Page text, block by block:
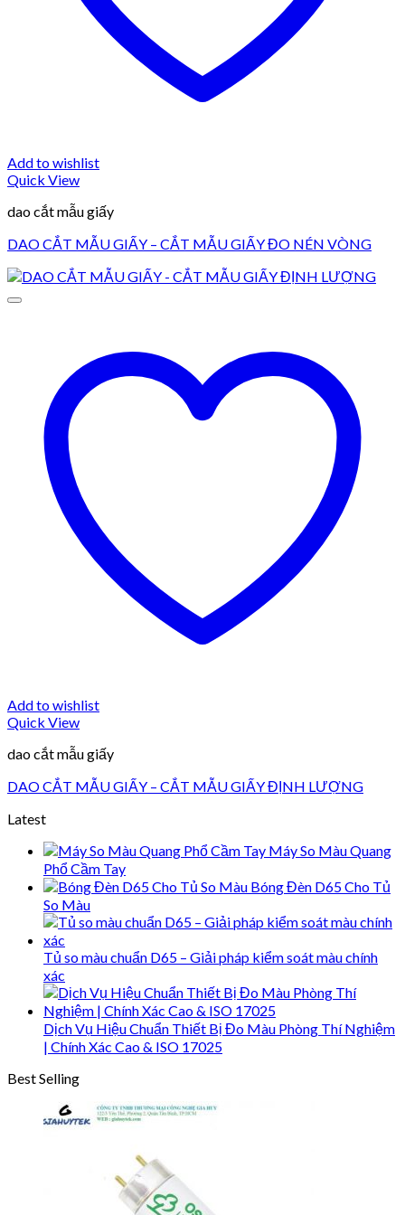
Add to wishlist
Quick View
dao cắt mẫu giấy
DAO CẮT MẪU GIẤY – CẮT MẪU GIẤY ĐO NÉN VÒNG
Add to wishlist
Quick View
dao cắt mẫu giấy
DAO CẮT MẪU GIẤY – CẮT MẪU GIẤY ĐỊNH LƯỢNG
Latest
Máy So Màu Quang
Phổ Cầm Tay
Bóng Đèn D65 Cho Tủ
So Màu
Tủ so màu chuẩn D65 – Giải pháp kiểm soát màu chính
xác
Dịch Vụ Hiệu Chuẩn Thiết Bị Đo Màu Phòng Thí Nghiệm
| Chính Xác Cao & ISO 17025
Best Selling